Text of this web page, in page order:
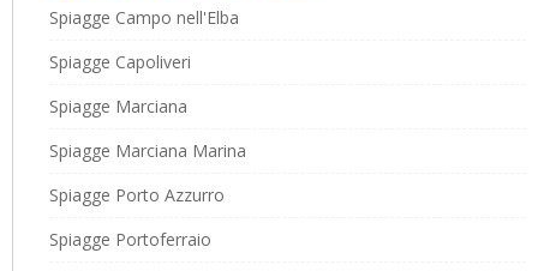
Spiagge Campo nell'Elba
Spiagge Capoliveri
Spiagge Marciana
Spiagge Marciana Marina
Spiagge Porto Azzurro
Spiagge Portoferraio